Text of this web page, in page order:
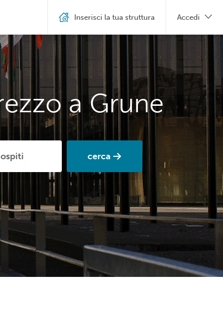
a Grune
cerca
Inserisci la tua struttura Accedi